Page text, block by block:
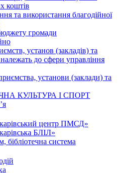
коштів
та використання благодійної
громади
установ (закладів) та
до сфери управління
установи (заклади) та
КУЛЬТУРА І СПОРТ
центр ПМСД»
БЛІЛ»
бібліотечна система